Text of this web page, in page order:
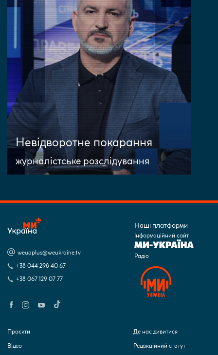
Невідворотне покарання
журналістське розслідування
Наші платформи
Інформаційний сайт
Радіо
weuaplus@weukraine.tv
+38 044 298 40 67
+38 067 129 07 77
Проєкти
Відео
Де нас дивитися
Редакційний статут